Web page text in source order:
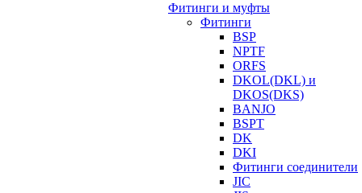
Фитинги и муфты
Фитинги
BSP
NPTF
ORFS
DKOL(DKL) и
DKOS(DKS)
BANJO
BSPT
DK
DKI
Фитинги соединители
JIC